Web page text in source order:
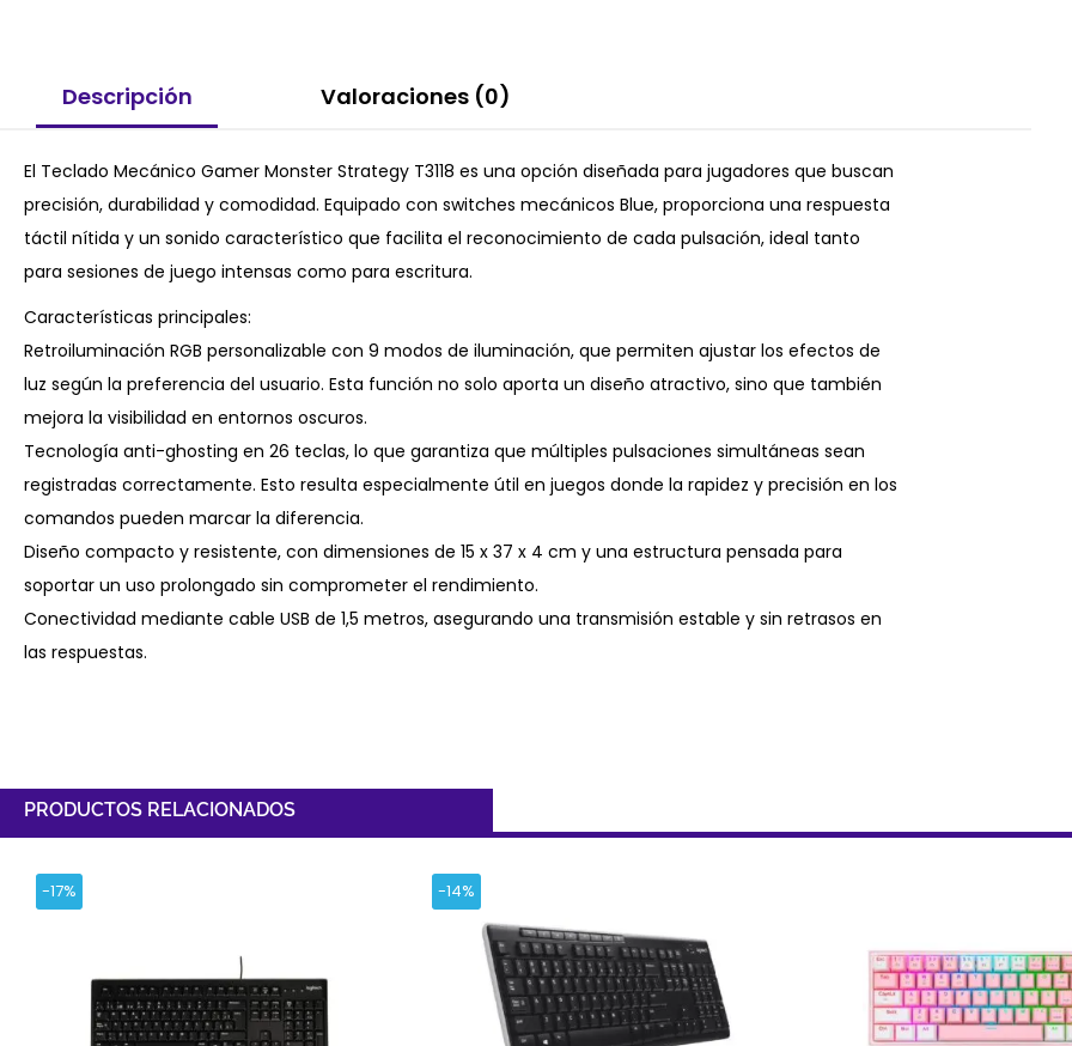
Descripción Valoraciones (0)
El Teclado Mecánico Gamer Monster Strategy T3118 es una opción diseñada para jugadores que buscan
precisión, durabilidad y comodidad. Equipado con switches mecánicos Blue, proporciona una respuesta
táctil nítida y un sonido característico que facilita el reconocimiento de cada pulsación, ideal tanto
para sesiones de juego intensas como para escritura.
Características principales:
Retroiluminación RGB personalizable con 9 modos de iluminación, que permiten ajustar los efectos de
luz según la preferencia del usuario. Esta función no solo aporta un diseño atractivo, sino que también
mejora la visibilidad en entornos oscuros.
Tecnología anti-ghosting en 26 teclas, lo que garantiza que múltiples pulsaciones simultáneas sean
registradas correctamente. Esto resulta especialmente útil en juegos donde la rapidez y precisión en los
comandos pueden marcar la diferencia.
Diseño compacto y resistente, con dimensiones de 15 x 37 x 4 cm y una estructura pensada para
soportar un uso prolongado sin comprometer el rendimiento.
Conectividad mediante cable USB de 1,5 metros, asegurando una transmisión estable y sin retrasos en
las respuestas.
PRODUCTOS RELACIONADOS
-17% -14%